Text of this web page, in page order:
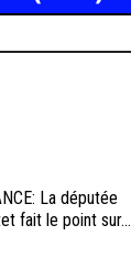
La députée
fait le point sur...